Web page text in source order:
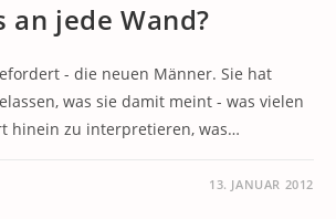
an jede Wand?
- die neuen Männer. Sie hat
was sie damit meint - was vielen
hinein zu interpretieren, was…
13. JANUAR 2012